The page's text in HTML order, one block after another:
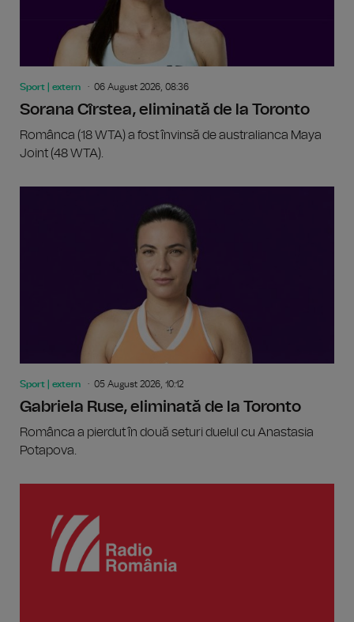
Sport | extern 06 August 2026, 08:36
Sorana Cîrstea, eliminată de la Toronto
Românca (18 WTA) a fost învinsă de australianca Maya
Joint (48 WTA).
Sport | extern 05 August 2026, 10:12
Gabriela Ruse, eliminată de la Toronto
Românca a pierdut în două seturi duelul cu Anastasia
Potapova.